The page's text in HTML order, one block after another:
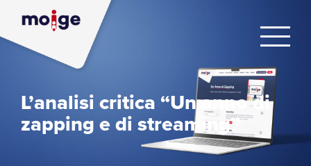
L’analisi critica “Un anno di
zapping e di streaming”